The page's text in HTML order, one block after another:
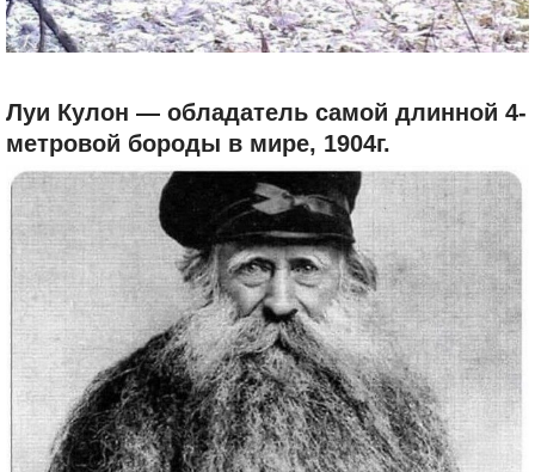
Луи Кулон — обладатель самой длинной 4-
метровой бороды в мире, 1904г.